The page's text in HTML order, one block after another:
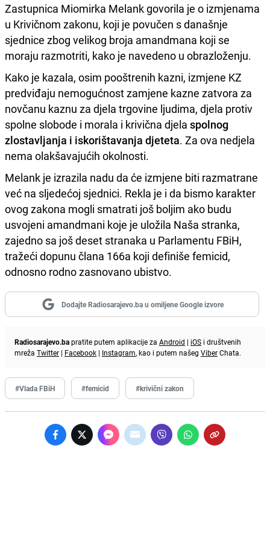
Zastupnica Miomirka Melank govorila je o izmjenama
u Krivičnom zakonu, koji je povučen s današnje
sjednice zbog velikog broja amandmana koji se
moraju razmotriti, kako je navedeno u obrazloženju.
Kako je kazala, osim pooštrenih kazni, izmjene KZ
predviđaju nemogućnost zamjene kazne zatvora za
novčanu kaznu za djela trgovine ljudima, djela protiv
spolne slobode i morala i krivična djela spolnog
zlostavljanja i iskorištavanja djeteta. Za ova nedjela
nema olakšavajućih okolnosti.
Melank je izrazila nadu da će izmjene biti razmatrane
već na sljedećoj sjednici. Rekla je i da bismo karakter
ovog zakona mogli smatrati još boljim ako budu
usvojeni amandmani koje je uložila Naša stranka,
zajedno sa još deset stranaka u Parlamentu FBiH,
tražeći dopunu člana 166a koji definiše femicid,
odnosno rodno zasnovano ubistvo.
Dodajte Radiosarajevo.ba u omiljene Google izvore
Radiosarajevo.bapratite putem aplikacije za Android | iOS i društvenih
mreža Twitter | Facebook | Instagram, kao i putem našeg ViberChata.
#Vlada FBiH #femicid #krivični zakon